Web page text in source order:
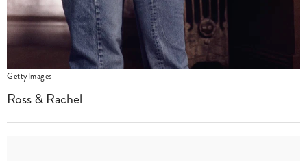
GettyImages
Ross & Rachel